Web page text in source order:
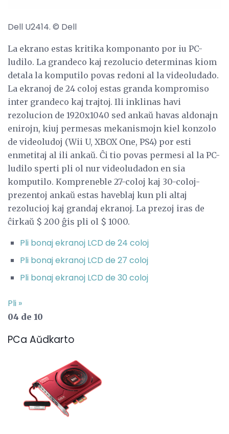
Dell U2414. © Dell
La ekrano estas kritika komponanto por iu PC-
ludilo. La grandeco kaj rezolucio determinas kiom
detala la komputilo povas redoni al la videoludado.
La ekranoj de 24 coloj estas granda kompromiso
inter grandeco kaj trajtoj. Ili inklinas havi
rezolucion de 1920x1040 sed ankaŭ havas aldonajn
enirojn, kiuj permesas mekanismojn kiel konzolo
de videoludoj (Wii U, XBOX One, PS4) por esti
enmetitaj al ili ankaŭ. Ĉi tio povas permesi al la PC-
ludilo sperti pli ol nur videoludadon en sia
komputilo. Kompreneble 27-coloj kaj 30-coloj-
prezentoj ankaŭ estas haveblaj kun pli altaj
rezolucioj kaj grandaj ekranoj. La prezoj iras de
ĉirkaŭ $ 200 ĝis pli ol $ 1000.
Pli bonaj ekranoj LCD de 24 coloj
Pli bonaj ekranoj LCD de 27 coloj
Pli bonaj ekranoj LCD de 30 coloj
Pli »
04 de 10
PCa Aŭdkarto